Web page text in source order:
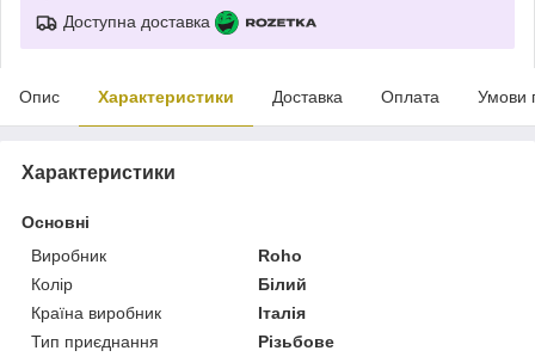
Доступна доставка
Опис Характеристики Доставка Оплата Умови
Характеристики
Основні
Виробник
Roho
Колір
Білий
Країна виробник
Італія
Тип приєднання
Різьбове